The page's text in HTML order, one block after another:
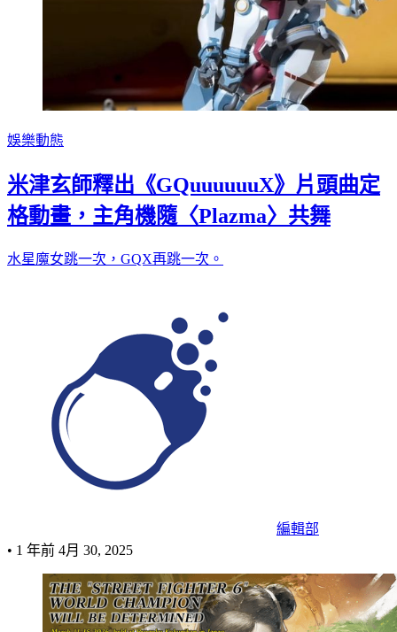
娛樂動態
米津玄師釋出《GQuuuuuuX》片頭曲定
格動畫，主角機隨〈Plazma〉共舞
水星魔女跳一次，GQX再跳一次。
編輯部
• 1 年前 4月 30, 2025